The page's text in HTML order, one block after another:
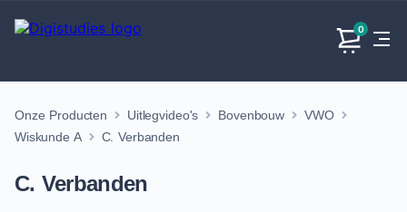
0
Exacte
vakken
vakken.
Taalvakken Maatschappijvakken Producten
Onze Producten Uitlegvideo's Bovenbouw
VWO
Wiskunde A
C. Verbanden
C. Verbanden